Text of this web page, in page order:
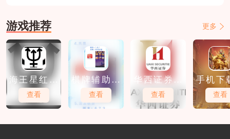
游戏推荐 更多
海王星红包
软件下载
查看
棋牌辅助软
件免费下载
查看
华西证券软
件免费下载
查看
手机下
股软件
查看